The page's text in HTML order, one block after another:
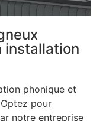
installation
phonique et
pour
notre entreprise